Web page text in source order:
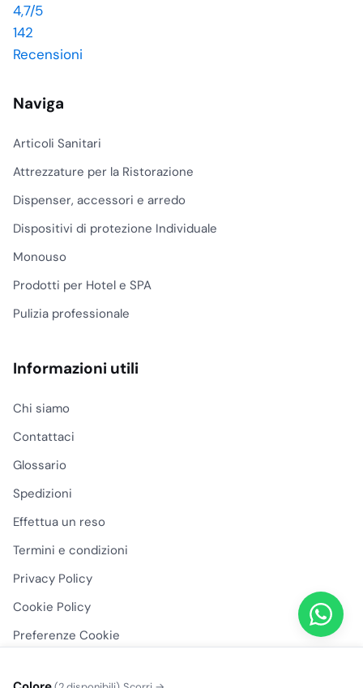
4,7/5
142
Recensioni
Naviga
Articoli Sanitari
Attrezzature per la Ristorazione
Dispenser, accessori e arredo
Dispositivi di protezione Individuale
Monouso
Prodotti per Hotel e SPA
Pulizia professionale
Informazioni utili
Chi siamo
Contattaci
Glossario
Spedizioni
Effettua un reso
Termini e condizioni
Privacy Policy
Cookie Policy
Preferenze Cookie